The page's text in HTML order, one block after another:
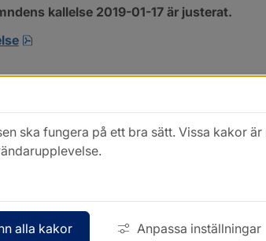
kallelse 2019-01-17 är justerat.
pdf, öppnas i nytt fönster.
ska fungera på ett bra sätt. Vissa kakor
alla kakor Anpassa inställningar